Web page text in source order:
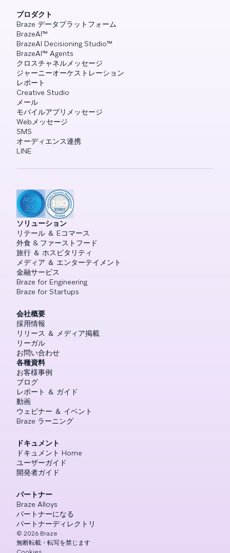
プロダクト
Braze データプラットフォーム
BrazeAI™
BrazeAI Decisioning Studio™
BrazeAI™ Agents
クロスチャネルメッセージ
ジャーニーオーケストレーション
レポート
Creative Studio
メール
モバイルアプリメッセージ
Webメッセージ
SMS
オーディエンス連携
LINE
ソリューション
リテール ＆ Eコマース
外食 & ファーストフード
旅行 ＆ ホスピタリティ
メディア ＆ エンターテイメント
金融サービス
Braze for Engineering
Braze for Startups
会社概要
採用情報
リリース ＆ メディア掲載
リーガル
お問い合わせ
各種資料
お客様事例
ブログ
レポート ＆ ガイド
動画
ウェビナー ＆ イベント
Braze ラーニング
ドキュメント
ドキュメント Home
ユーザーガイド
開発者ガイド
パートナー
Braze Alloys
パートナーになる
パートナーディレクトリ
© 2026 Braze
無断転載・転写を禁じます